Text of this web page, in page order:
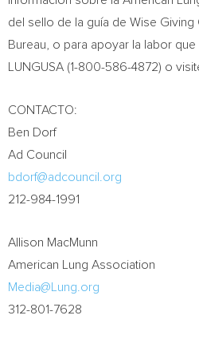
del sello de la guía de Wise
Bureau, o para apoyar la labor
LUNGUSA (1-800-586-4872) o
CONTACTO:
Ben Dorf
Ad Council
bdorf@adcouncil.org
212-984-1991
Allison MacMunn
American Lung Association
Media@Lung.org
312-801-7628